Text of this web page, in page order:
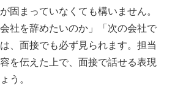
固まっていなくても構いません。
社を辞めたいのか」「次の会社で
、面接でも必ず見られます。担当
を伝えた上で、面接で話せる表現
う。